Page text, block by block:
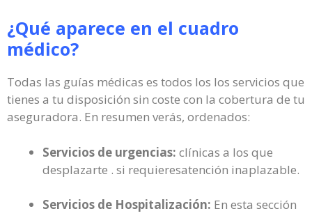
¿Qué aparece en el cuadro
médico?
Todas las guías médicas es todos los los servicios que
tienes a tu disposición sin coste con la cobertura de tu
aseguradora. En resumen verás, ordenados:
Servicios de urgencias: clínicas a los que
desplazarte . si requieresatención inaplazable.
Servicios de Hospitalización: En esta sección